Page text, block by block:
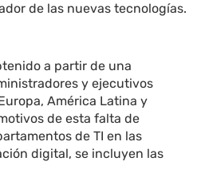
de las nuevas tecnologías.
a partir de una
y ejecutivos
América Latina y
de esta falta de
de TI en las
digital, se incluyen las